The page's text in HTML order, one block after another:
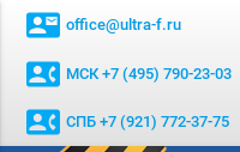
contact_mail office@ultra-f.ru
contact_phone МСК +7 (495) 790-23-03
contact_phone СПБ +7 (921) 772-37-75